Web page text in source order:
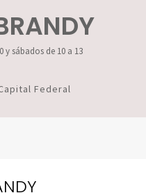
y sábados de 10 a 13
Federal